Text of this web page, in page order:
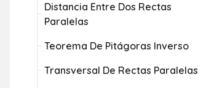
Distancia Entre Dos Rectas
Paralelas
Teorema De Pitágoras Inverso
Transversal De Rectas Paralelas